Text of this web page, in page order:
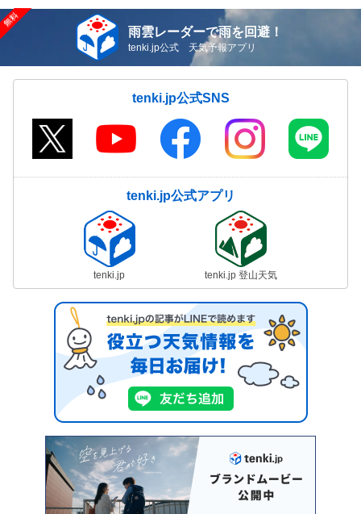
雨雲レーダーで雨を回避！
tenki.jp公式 天気予報アプリ
tenki.jp公式SNS
tenki.jp公式アプリ
tenki.jp tenki.jp 登山天気